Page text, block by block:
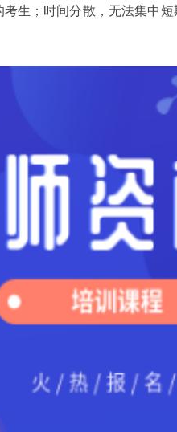
生；时间分散，无法集中